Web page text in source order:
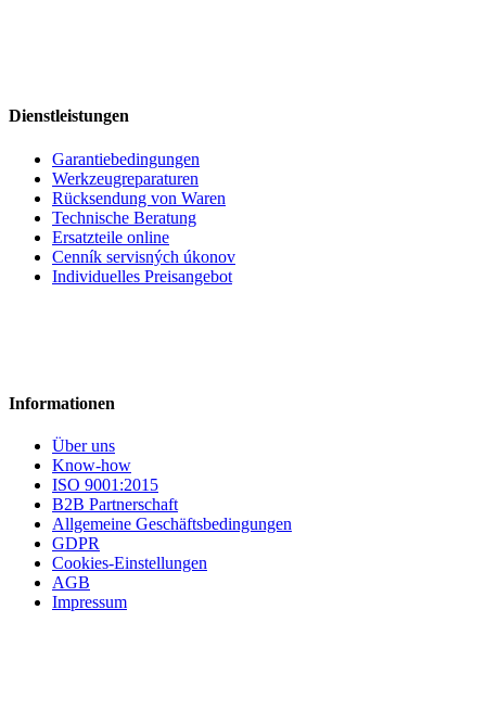
Dienstleistungen
Garantiebedingungen
Werkzeugreparaturen
Rücksendung von Waren
Technische Beratung
Ersatzteile online
Cenník servisných úkonov
Individuelles Preisangebot
Informationen
Über uns
Know-how
ISO 9001:2015
B2B Partnerschaft
Allgemeine Geschäftsbedingungen
GDPR
Cookies-Einstellungen
AGB
Impressum